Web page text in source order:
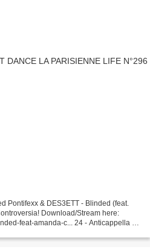
Pontifexx & DES3ETT - Blinded (feat.
Download/Stream here:
feat-amanda-c... 24 - Anticappella -